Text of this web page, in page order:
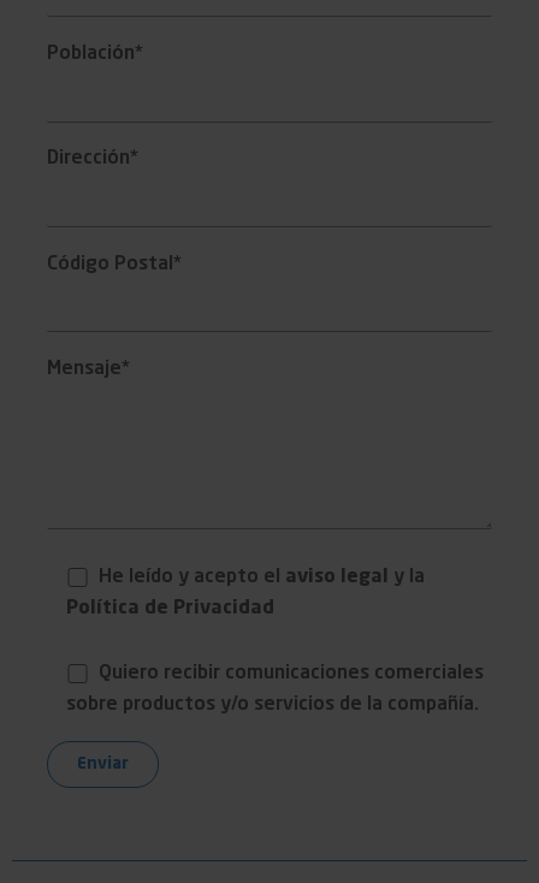
Población*
Dirección*
Código Postal*
Mensaje*
He leído y acepto el aviso legal
y la
Política de Privacidad
Quiero recibir comunicaciones comerciales
sobre productos y/o servicios de la compañía.